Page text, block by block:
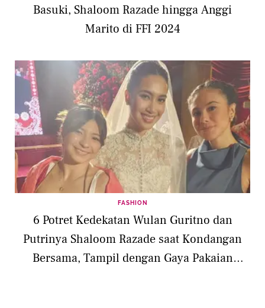
Basuki, Shaloom Razade hingga Anggi
Marito di FFI 2024
FASHION
6 Potret Kedekatan Wulan Guritno dan
Putrinya Shaloom Razade saat Kondangan
Bersama, Tampil dengan Gaya Pakaian